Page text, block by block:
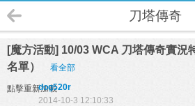
刀塔傳奇
[魔方活動] 10/03 WCA 刀塔傳奇實況
名單）
看全部
點擊重新加載
dog520r
2014-10-3 12:10:33